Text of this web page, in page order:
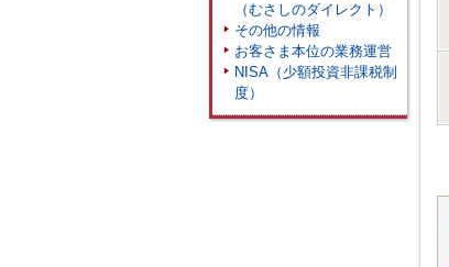
（むさしのダイレクト）
その他の情報
お客さま本位の業務運営
NISA（少額投資非課税制
度）